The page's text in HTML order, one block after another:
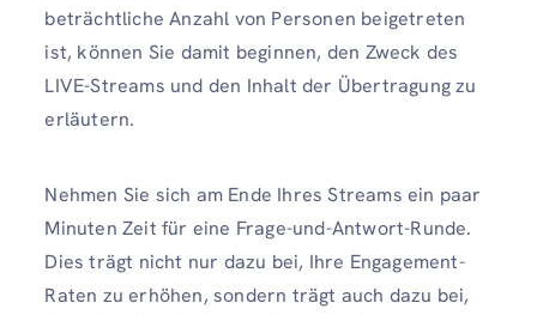
beträchtliche Anzahl von Personen beigetreten
ist, können Sie damit beginnen, den Zweck des
LIVE-Streams und den Inhalt der Übertragung zu
erläutern.
Nehmen Sie sich am Ende Ihres Streams ein paar
Minuten Zeit für eine Frage-und-Antwort-Runde.
Dies trägt nicht nur dazu bei, Ihre Engagement-
Raten zu erhöhen, sondern trägt auch dazu bei,